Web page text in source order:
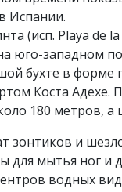
Испании.
(исп. Playa
юго-западном
бухте в форме
Коста
180 метров,
зонтиков и
для мытья ног и
водных